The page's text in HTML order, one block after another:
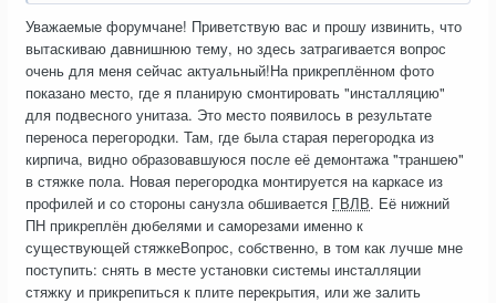
Уважаемые форумчане! Приветствую вас и прошу извинить, что
вытаскиваю давнишнюю тему, но здесь затрагивается вопрос
очень для меня сейчас актуальный!На прикреплённом фото
показано место, где я планирую смонтировать "инсталляцию"
для подвесного унитаза. Это место появилось в результате
переноса перегородки. Там, где была старая перегородка из
кирпича, видно образовавшуюся после её демонтажа "траншею"
в стяжке пола. Новая перегородка монтируется на каркасе из
профилей и со стороны санузла обшивается ГВЛВ. Её нижний
ПН прикреплён дюбелями и саморезами именно к
существующей стяжкеВопрос, собственно, в том как лучше мне
поступить: снять в месте установки системы инсталляции
стяжку и прикрепиться к плите перекрытия, или же залить